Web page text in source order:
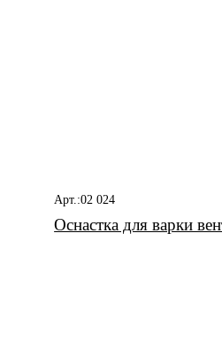
Арт.:02 024
Оснастка для варки